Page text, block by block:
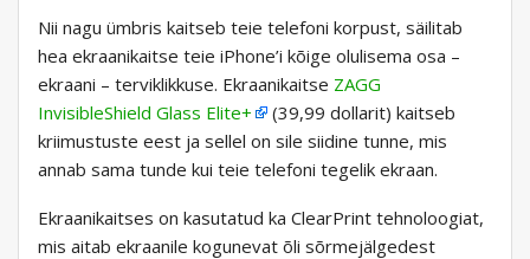
Nii nagu ümbris kaitseb teie telefoni korpust, säilitab
hea ekraanikaitse teie iPhone’i kõige olulisema osa –
ekraani – terviklikkuse. Ekraanikaitse ZAGG
InvisibleShield Glass Elite+
(39,99 dollarit) kaitseb
kriimustuste eest ja sellel on sile siidine tunne, mis
annab sama tunde kui teie telefoni tegelik ekraan.
Ekraanikaitses on kasutatud ka ClearPrint tehnoloogiat,
mis aitab ekraanile kogunevat õli sõrmejälgedest